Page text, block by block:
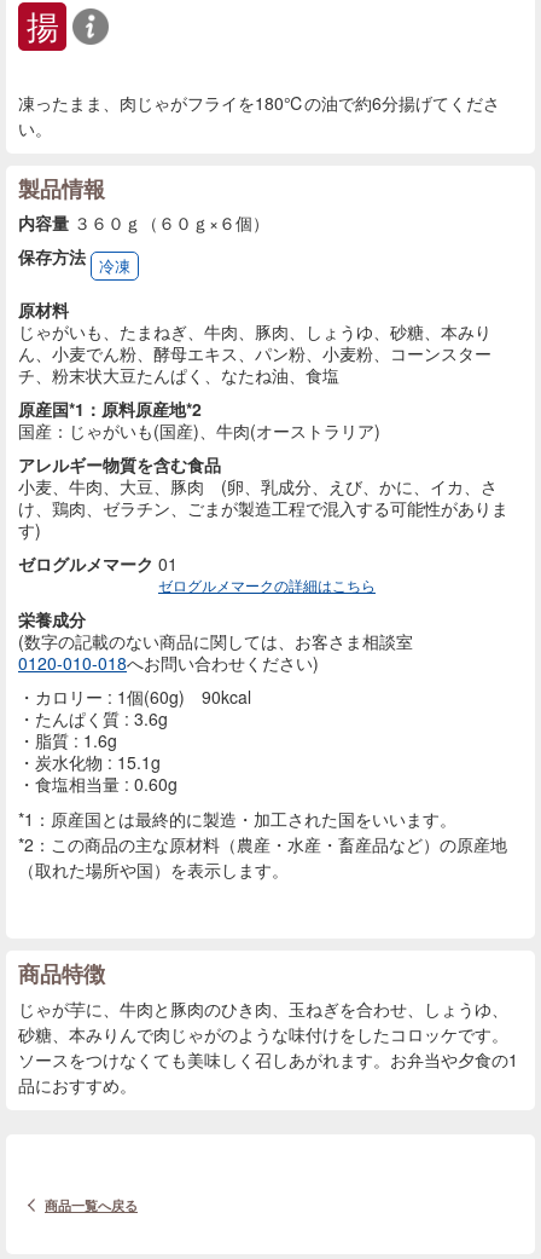
揚
凍ったまま、肉じゃがフライを180℃の油で約6分揚げてくださ
い。
製品情報
内容量 ３６０ｇ（６０ｇ×６個）
保存方法 冷凍
原材料
じゃがいも、たまねぎ、牛肉、豚肉、しょうゆ、砂糖、本みり
ん、小麦でん粉、酵母エキス、パン粉、小麦粉、コーンスター
チ、粉末状大豆たんぱく、なたね油、食塩
原産国*1：原料原産地*2
国産：じゃがいも(国産)、牛肉(オーストラリア)
アレルギー物質を含む食品
小麦、牛肉、大豆、豚肉 (卵、乳成分、えび、かに、イカ、さ
け、鶏肉、ゼラチン、ごまが製造工程で混入する可能性がありま
す)
ゼログルメマーク 01
ゼログルメマークの詳細はこちら
栄養成分
(数字の記載のない商品に関しては、お客さま相談室
0120-010-018へお問い合わせください)
カロリー : 1個(60g) 90kcal
たんぱく質 : 3.6g
脂質 : 1.6g
炭水化物 : 15.1g
食塩相当量 : 0.60g
*1：原産国とは最終的に製造・加工された国をいいます。
*2：この商品の主な原材料（農産・水産・畜産品など）の原産地
（取れた場所や国）を表示します。
商品特徴
じゃが芋に、牛肉と豚肉のひき肉、玉ねぎを合わせ、しょうゆ、
砂糖、本みりんで肉じゃがのような味付けをしたコロッケです。
ソースをつけなくても美味しく召しあがれます。お弁当や夕食の1
品におすすめ。
商品一覧へ戻る